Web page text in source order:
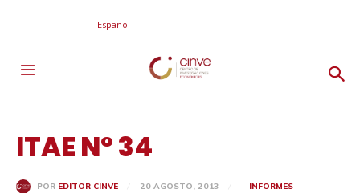
Español
ITAE N° 34
POR EDITOR CINVE 20 AGOSTO, 2013 INFORMES